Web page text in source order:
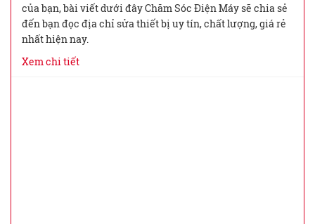
của bạn, bài viết dưới đây Chăm Sóc Điện Máy sẽ chia sẻ
đến bạn đọc địa chỉ sửa thiết bị uy tín, chất lượng, giá rẻ
nhất hiện nay.
Xem chi tiết